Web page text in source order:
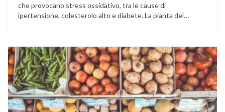
che provocano stress ossidativo, tra le cause di
ipertensione, colesterolo alto e diabete. La pianta del
utilizzati per la preparazione di numerosi piatti, ma …